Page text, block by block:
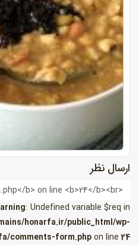
ارسال نظر
: Undefined variable $req in
honarfa.ir/public_html/wp-
comments-form.phpon line24